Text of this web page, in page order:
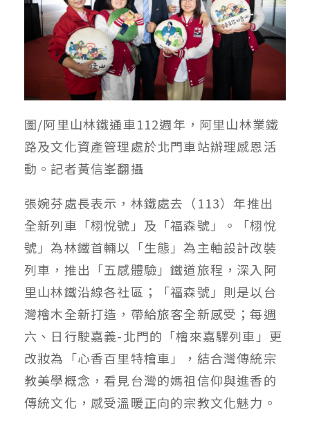
圖/阿里山林鐵通車112週年，阿里山林業鐵
路及文化資產管理處於北門車站辦理感恩活
動。記者黃信峯翻攝
張婉芬處長表示，林鐵處去（113）年推出
全新列車「栩悅號」及「福森號」。「栩悅
號」為林鐵首輛以「生態」為主軸設計改裝
列車，推出「五感體驗」鐵道旅程，深入阿
里山林鐵沿線各社區；「福森號」則是以台
灣檜木全新打造，帶給旅客全新感受；每週
六、日行駛嘉義-北門的「檜來嘉驛列車」更
改妝為「心香百里特檜車」，結合灣傳統宗
教美學概念，看見台灣的媽祖信仰與進香的
傳統文化，感受溫暖正向的宗教文化魅力。